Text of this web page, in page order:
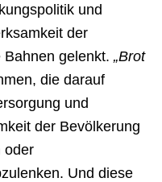
und
der
gelenkt. „Brot
die darauf
und
der Bevölkerung
oder
Und diese